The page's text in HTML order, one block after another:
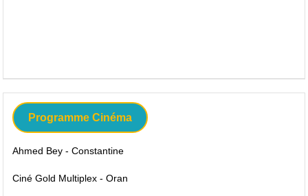
Programme Cinéma
Ahmed Bey - Constantine
Ciné Gold Multiplex - Oran